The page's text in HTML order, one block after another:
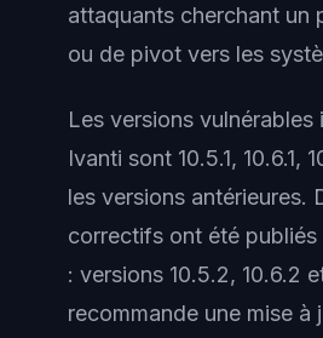
attaquants cherchant un
ou de pivot vers les
Les versions
Ivanti sont 10.5.1, 10.6.1,
les versions antérieures.
correctifs ont été publiés
: versions 10.5.2, 10.6.2
recommande une mise à